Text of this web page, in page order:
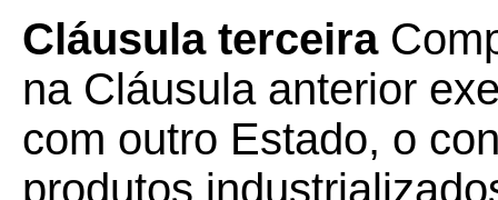
Cláusula terceira
na Cláusula anterior
com outro Estado, o
produtos